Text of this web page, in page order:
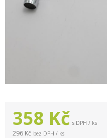
358 Kč s DPH / ks
296 Kč bez DPH / ks